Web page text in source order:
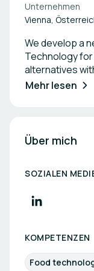
Unternehmen
Vienna,
We develop a
Technology
alternatives
Mehr lesen
Über mich
SOZIALEN
KOMPETENZEN
Food